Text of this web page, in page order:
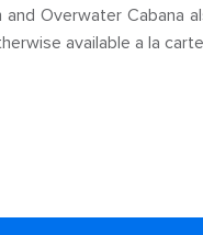
Overwater Cabana
available a la